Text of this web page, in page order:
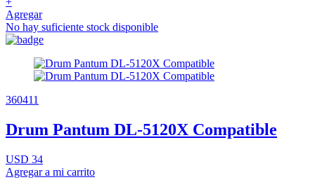
Agregar
No hay suficiente stock disponible
360411
Drum Pantum DL-5120X Compatible
USD 34
Agregar a mi carrito